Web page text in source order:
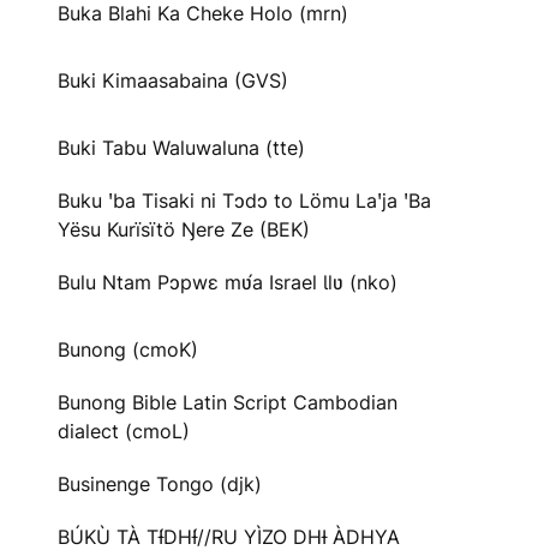
Buka Blahi Ka Cheke Holo (mrn)
Buki Kimaasabaina (GVS)
Buki Tabu Waluwaluna (tte)
Buku ꞌba Tisaki ni Tɔdɔ to Lömu Laꞌja ꞌBa
Yësu Kurïsïtö Ŋere Ze (BEK)
Bulu Ntam Pɔpwɛ mʋ́a Israel Ɩlʋ (nko)
Bunong (cmoK)
Bunong Bible Latin Script Cambodian
dialect (cmoL)
Businenge Tongo (djk)
BÚKÙ TÀ TƗ́DHƗ́//RU YÌZO DHƗ ÀDHYA